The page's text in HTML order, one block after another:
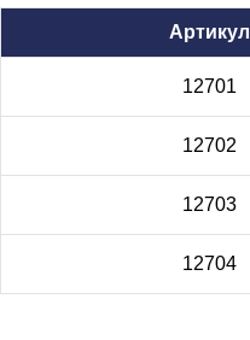
Артикул
12701
12702
12703
12704